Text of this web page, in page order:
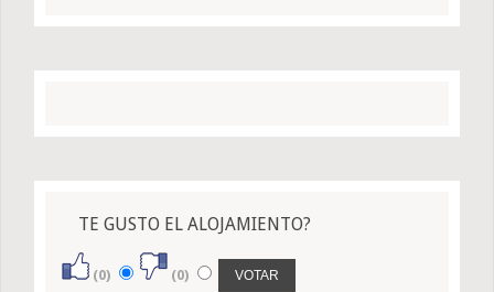
TE GUSTO EL ALOJAMIENTO?
(0) (0)